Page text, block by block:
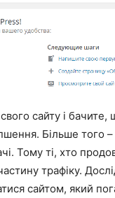
сайту і бачите,
Більше того
Тому ті, хто
трафіку.
сайтом, який